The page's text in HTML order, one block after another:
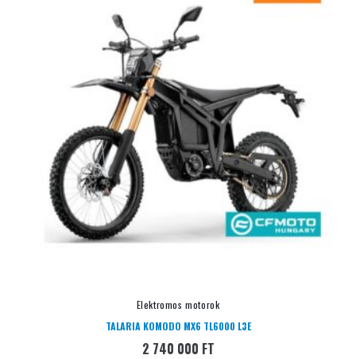
Elektromos motorok
TALARIA KOMODO MX6 TL6000 L3E
2 740 000 FT